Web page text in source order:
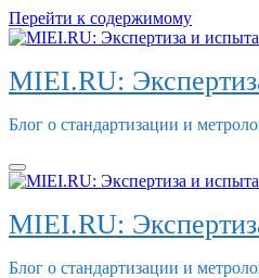
Перейти к содержимому
MIEI.RU:
Блог о стандартизации и
MIEI.RU:
Блог о стандартизации и